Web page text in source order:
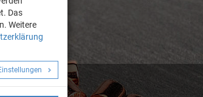
Das
Weitere